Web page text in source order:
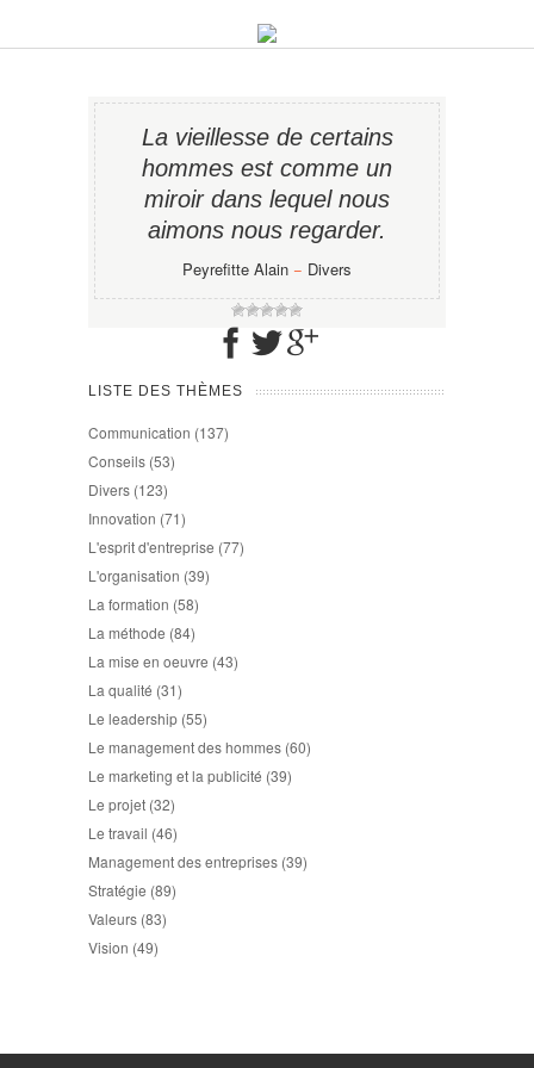
La vieillesse de certains
hommes est comme un
miroir dans lequel nous
aimons nous regarder.
Peyrefitte Alain − Divers
LISTE DES THÈMES
Communication (137)
Conseils (53)
Divers (123)
Innovation (71)
L'esprit d'entreprise (77)
L'organisation (39)
La formation (58)
La méthode (84)
La mise en oeuvre (43)
La qualité (31)
Le leadership (55)
Le management des hommes (60)
Le marketing et la publicité (39)
Le projet (32)
Le travail (46)
Management des entreprises (39)
Stratégie (89)
Valeurs (83)
Vision (49)